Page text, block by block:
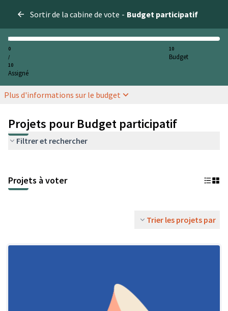
Sortir de la cabine de vote - Budget participatif
0
/
10
Assigné
10
Budget
Plus d'informations sur le budget
Projets pour Budget participatif
Filtrer et rechercher
Projets à voter
Trier les projets par